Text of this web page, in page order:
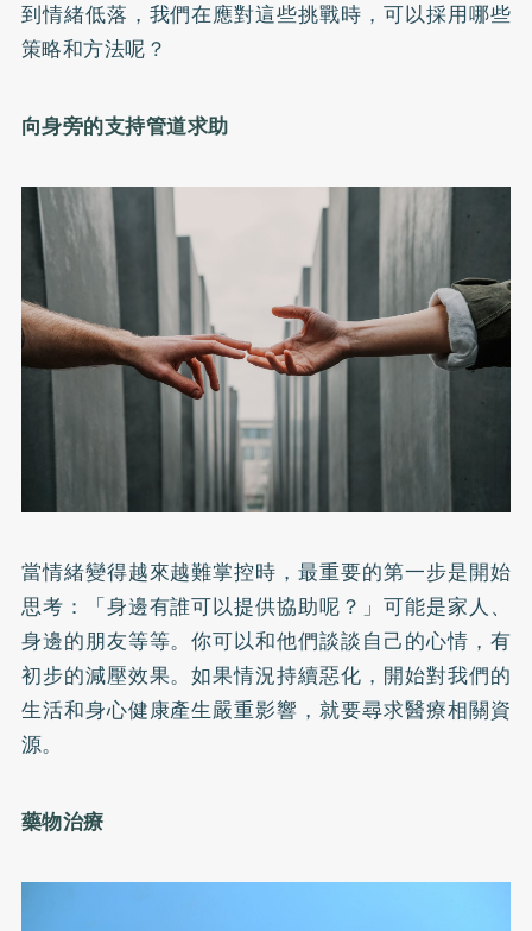
到情緒低落，我們在應對這些挑戰時，可以採用哪些
策略和方法呢？
向身旁的支持管道求助
當情緒變得越來越難掌控時，最重要的第一步是開始
思考：「身邊有誰可以提供協助呢？」可能是家人、
身邊的朋友等等。你可以和他們談談自己的心情，有
初步的減壓效果。如果情況持續惡化，開始對我們的
生活和身心健康產生嚴重影響，就要尋求醫療相關資
源。
藥物治療